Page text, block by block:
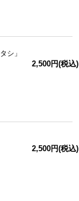
シ」
2,500円(税込)
2,500円(税込)